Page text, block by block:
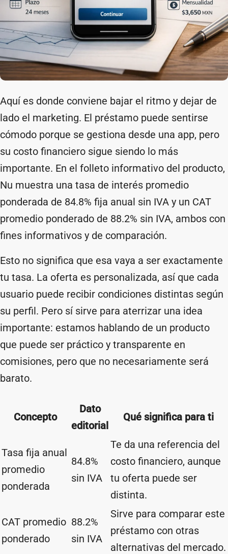
Aquí es donde conviene bajar el ritmo y dejar de
lado el marketing. El préstamo puede sentirse
cómodo porque se gestiona desde una app, pero
su costo financiero sigue siendo lo más
importante. En el folleto informativo del producto,
Nu muestra una tasa de interés promedio
ponderada de 84.8% fija anual sin IVA y un CAT
promedio ponderado de 88.2% sin IVA, ambos con
fines informativos y de comparación.
Esto no significa que esa vaya a ser exactamente
tu tasa. La oferta es personalizada, así que cada
usuario puede recibir condiciones distintas según
su perfil. Pero sí sirve para aterrizar una idea
importante: estamos hablando de un producto
que puede ser práctico y transparente en
comisiones, pero que no necesariamente será
barato.
Concepto
Dato
editorial
Qué significa para ti
Tasa fija anual
promedio
ponderada
84.8%
sin IVA
Te da una referencia del
costo financiero, aunque
tu oferta puede ser
distinta.
CAT promedio
ponderado
88.2%
sin IVA
Sirve para comparar este
préstamo con otras
alternativas del mercado.